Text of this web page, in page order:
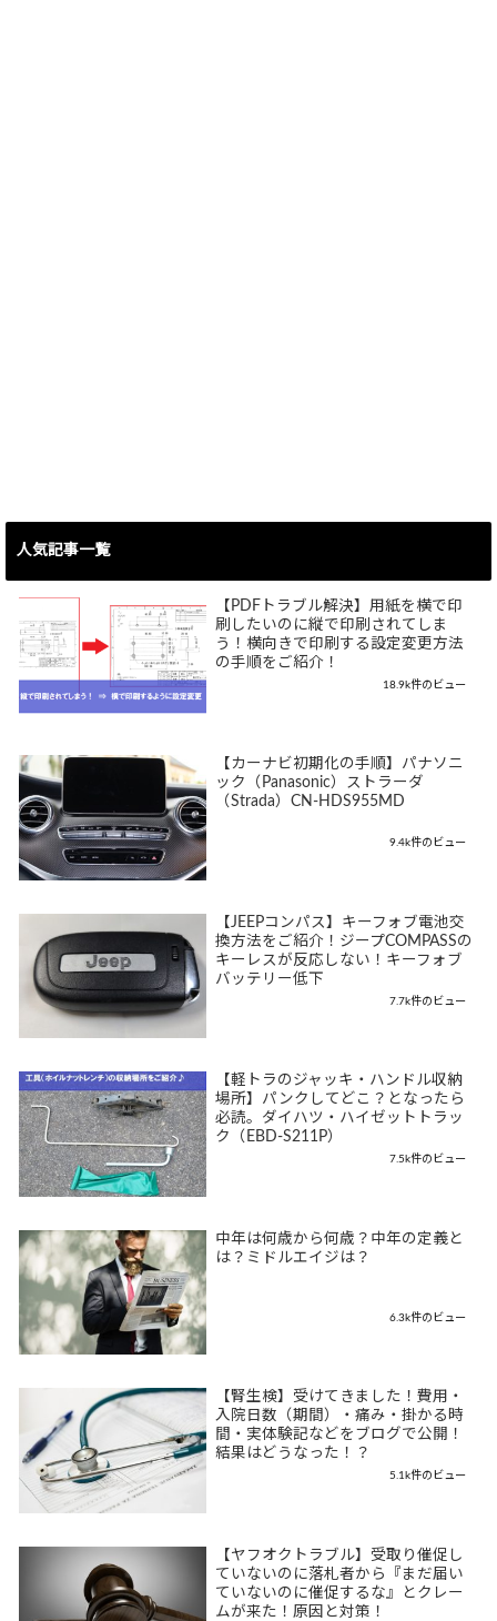
人気記事一覧
【PDFトラブル解決】用紙を横で印
刷したいのに縦で印刷されてしま
う！横向きで印刷する設定変更方法
の手順をご紹介！
18.9k件のビュー
【カーナビ初期化の手順】パナソニ
ック（Panasonic）ストラーダ
（Strada）CN-HDS955MD
9.4k件のビュー
【JEEPコンパス】キーフォブ電池交
換方法をご紹介！ジープCOMPASSの
キーレスが反応しない！キーフォブ
バッテリー低下
7.7k件のビュー
【軽トラのジャッキ・ハンドル収納
場所】パンクしてどこ？となったら
必読。ダイハツ・ハイゼットトラッ
ク（EBD-S211P）
7.5k件のビュー
中年は何歳から何歳？中年の定義と
は？ミドルエイジは？
6.3k件のビュー
【腎生検】受けてきました！費用・
入院日数（期間）・痛み・掛かる時
間・実体験記などをブログで公開！
結果はどうなった！？
5.1k件のビュー
【ヤフオクトラブル】受取り催促し
ていないのに落札者から『まだ届い
ていないのに催促するな』とクレー
ムが来た！原因と対策！